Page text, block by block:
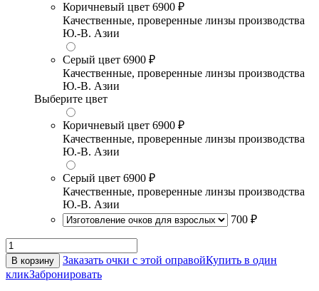
Коричневый цвет 6900 ₽
Качественные, проверенные линзы производства
Ю.-В. Азии
Серый цвет 6900 ₽
Качественные, проверенные линзы производства
Ю.-В. Азии
Выберите цвет
Коричневый цвет 6900 ₽
Качественные, проверенные линзы производства
Ю.-В. Азии
Серый цвет 6900 ₽
Качественные, проверенные линзы производства
Ю.-В. Азии
700 ₽
В корзину Заказать очки с этой оправойКупить в один
кликЗабронировать